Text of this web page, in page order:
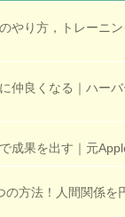
する方法
法
る人の心理と対
する方法
怖い
やり方，トレーニ
仲良くなる｜ハー
成果を出す｜元
の方法！人間関係を